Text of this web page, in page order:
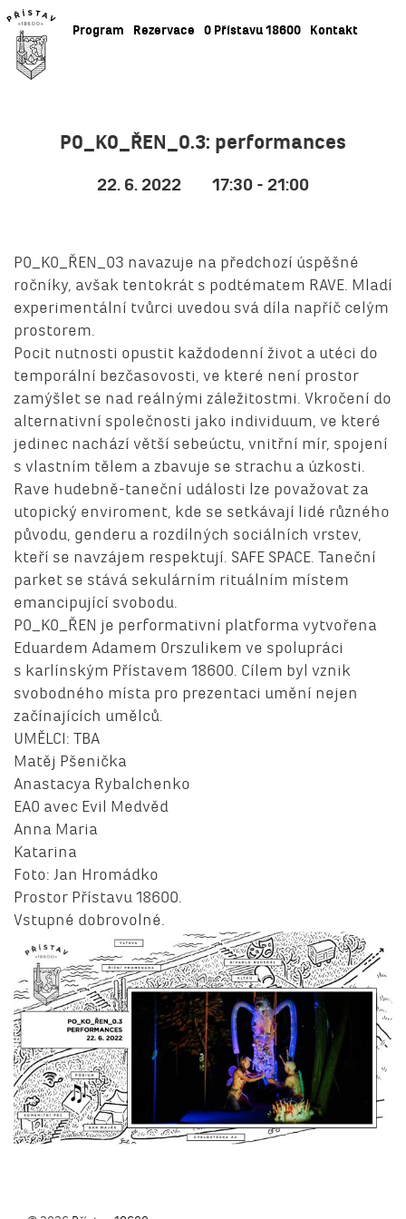
Program Rezervace O Přístavu 18600 Kontakt
PO_KO_ŘEN_0.3: performances
22. 6. 2022 17:30 - 21:00
PO_KO_ŘEN_03 navazuje na předchozí úspěšné
ročníky, avšak tentokrát s podtématem RAVE. Mladí
experimentální tvůrci uvedou svá díla napříč celým
prostorem.
Pocit nutnosti opustit každodenní život a utéci do
temporální bezčasovosti, ve které není prostor
zamýšlet se nad reálnými záležitostmi. Vkročení do
alternativní společnosti jako individuum, ve které
jedinec nachází větší sebeúctu, vnitřní mír, spojení
s vlastním tělem a zbavuje se strachu a úzkosti.
Rave hudebně-taneční události lze považovat za
utopický enviroment, kde se setkávají lidé různého
původu, genderu a rozdílných sociálních vrstev,
kteří se navzájem respektují. SAFE SPACE. Taneční
parket se stává sekulárním rituálním místem
emancipující svobodu.
PO_KO_ŘEN je performativní platforma vytvořena
Eduardem Adamem Orszulikem ve spolupráci
s karlínským Přístavem 18600. Cílem byl vznik
svobodného místa pro prezentaci umění nejen
začínajících umělců.
UMĚLCI: TBA
Matěj Pšenička
Anastacya Rybalchenko
EAO avec Evil Medvěd
Anna Maria
Katarina
Foto: Jan Hromádko
Prostor Přístavu 18600.
Vstupné dobrovolné.